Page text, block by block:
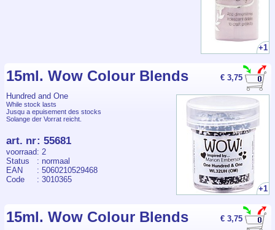
+1
€ 3,75
15ml. Wow Colour Blends
Hundred and One
+1
While stock lasts
Jusqu a epuisement des stocks
Solange der Vorrat reicht.
art. nr: 55681
voorraad: 2
Status
: normaal
EAN
: 5060210529468
Code
: 3010365
€ 3,75
15ml. Wow Colour Blends